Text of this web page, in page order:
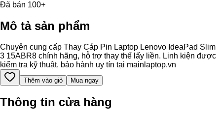
Đã bán 100+
Mô tả sản phẩm
Chuyên cung cấp Thay Cáp Pin Laptop Lenovo IdeaPad Slim
3 15ABR8 chính hãng, hỗ trợ thay thế lấy liền. Linh kiện được
kiểm tra kỹ thuật, bảo hành uy tín tại mainlaptop.vn
Thêm vào giỏ Mua ngay
Thông tin cửa hàng